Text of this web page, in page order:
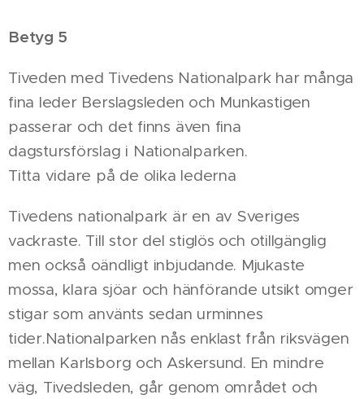
Betyg 5
Tiveden med Tivedens Nationalpark har många
fina leder Berslagsleden och Munkastigen
passerar och det finns även fina
dagstursförslag i Nationalparken.
Titta vidare på de olika lederna
Tivedens nationalpark är en av Sveriges
vackraste. Till stor del stiglös och otillgänglig
men också oändligt inbjudande. Mjukaste
mossa, klara sjöar och hänförande utsikt omger
stigar som använts sedan urminnes
tider.Nationalparken nås enklast från riksvägen
mellan Karlsborg och Askersund. En mindre
väg, Tivedsleden, går genom området och